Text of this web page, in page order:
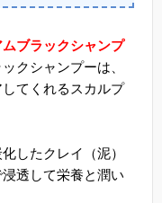
ブラックシャンプ
クシャンプーは、
てくれるスカルプ
したクレイ（泥）
透して栄養と潤い